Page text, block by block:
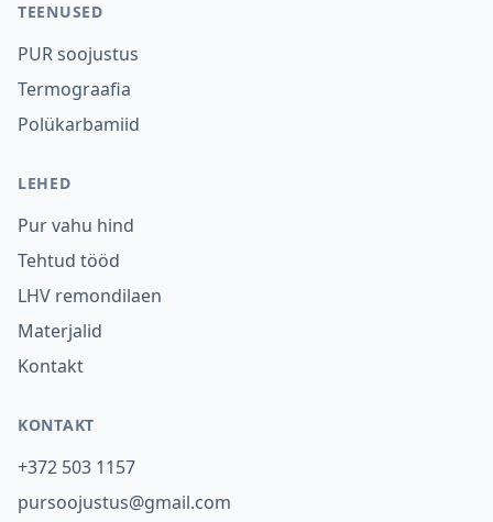
TEENUSED
PUR soojustus
Termograafia
Polükarbamiid
LEHED
Pur vahu hind
Tehtud tööd
LHV remondilaen
Materjalid
Kontakt
KONTAKT
+372 503 1157
pursoojustus@gmail.com